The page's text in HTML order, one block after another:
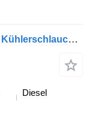
MAN TGL 8.220 (01.05-) 51103016206 Kühlerschlauch für MAN TGL, TGM, TGS, TGX (2005-2021) LKW
Diesel